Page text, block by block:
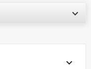

